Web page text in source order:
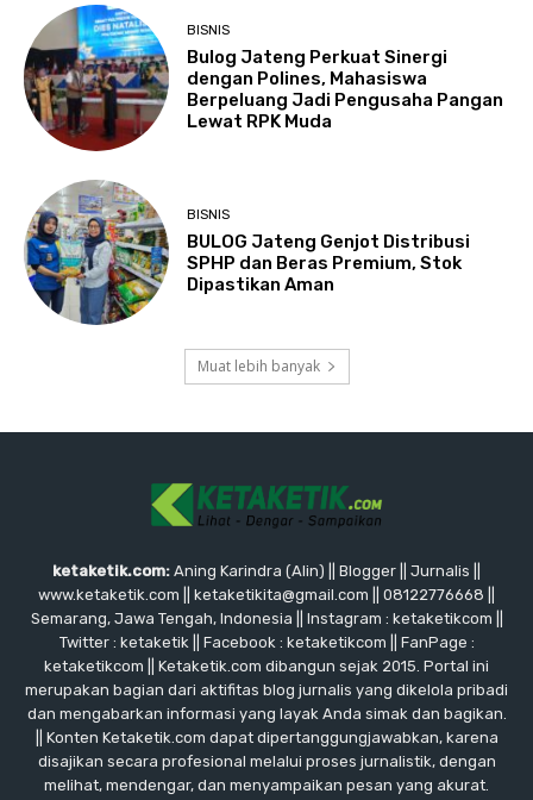
BISNIS
Bulog Jateng Perkuat Sinergi
dengan Polines, Mahasiswa
Berpeluang Jadi Pengusaha Pangan
Lewat RPK Muda
BISNIS
BULOG Jateng Genjot Distribusi
SPHP dan Beras Premium, Stok
Dipastikan Aman
Muat lebih banyak
ketaketik.com: Aning Karindra (Alin) || Blogger || Jurnalis ||
www.ketaketik.com || ketaketikita@gmail.com || 08122776668 ||
Semarang, Jawa Tengah, Indonesia || Instagram : ketaketikcom ||
Twitter : ketaketik || Facebook : ketaketikcom || FanPage :
ketaketikcom || Ketaketik.com dibangun sejak 2015. Portal ini
merupakan bagian dari aktifitas blog jurnalis yang dikelola pribadi
dan mengabarkan informasi yang layak Anda simak dan bagikan.
|| Konten Ketaketik.com dapat dipertanggungjawabkan, karena
disajikan secara profesional melalui proses jurnalistik, dengan
melihat, mendengar, dan menyampaikan pesan yang akurat.